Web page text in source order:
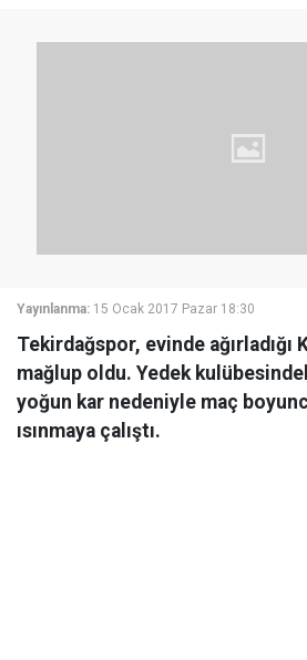
Yayınlanma: 15 Ocak 2017 Pazar 18:30
Tekirdağspor, evinde ağırladığı
mağlup oldu. Yedek
yoğun kar nedeniyle maç
ısınmaya çalıştı.